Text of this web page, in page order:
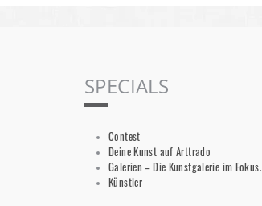
SPECIALS
Contest
Deine Kunst auf Arttrado
Galerien – Die Kunstgalerie im Fokus.
Künstler